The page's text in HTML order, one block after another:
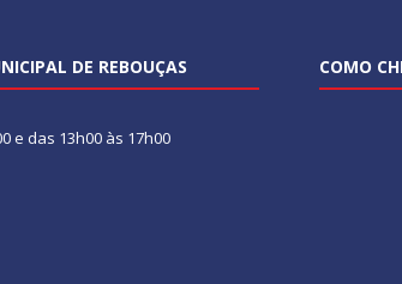
DE REBOUÇAS
e das 13h00 às 17h00
COMO